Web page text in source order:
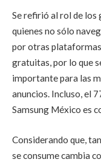
Se refirió al rol de los
quienes no sólo
por otras
gratuitas, por lo que
importante para las
anuncios. Incluso, el
Samsung México es
Considerando que,
se consume cambia